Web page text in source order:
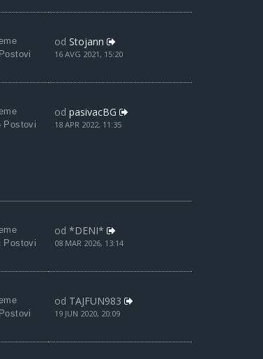
od Stojann
16 AVG 2021, 15:20
Postovi
od pasivacBG
18 APR 2022, 11:35
Postovi
od *DENI*
08 MAR 2026, 13:14
od TAJFUN983
19 JUN 2020, 20:09